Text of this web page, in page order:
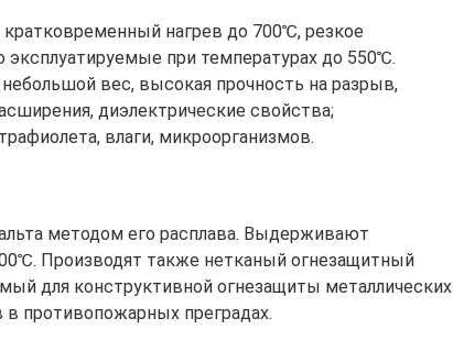
нагрев до 700℃, резкое
при температурах до 550℃.
вес, высокая прочность на разрыв,
диэлектрические свойства;
влаги, микроорганизмов.
методом его расплава. Выдерживают
Производят также нетканый огнезащитный
для конструктивной огнезащиты металлических
в противопожарных преградах.